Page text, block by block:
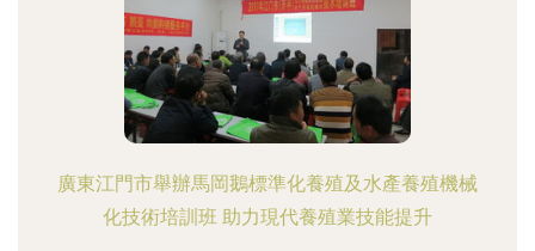
廣東江門市舉辦馬岡鵝標準化養殖及水產養殖機械
化技術培訓班 助力現代養殖業技能提升